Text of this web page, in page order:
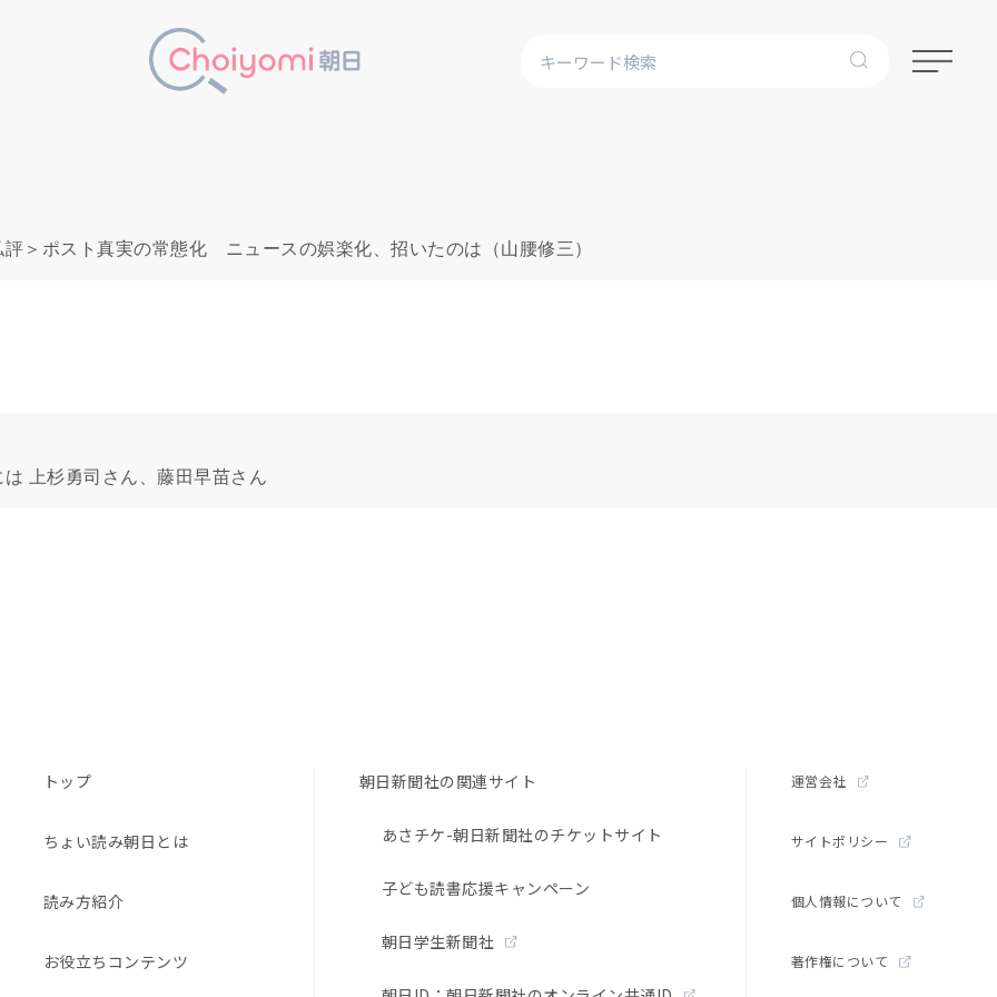
＞ポスト真実の常態化 ニュースの娯楽化、招いたのは（山腰修三）
上杉勇司さん、藤田早苗さん
トップ
ちょい読み朝日とは
読み方紹介
お役立ちコンテンツ
朝日新聞社の関連サイト
あさチケ-朝日新聞社のチケットサイト
子ども読書応援キャンペーン
朝日学生新聞社
運営会社
サイトポリシー
個人情報について
著作権について